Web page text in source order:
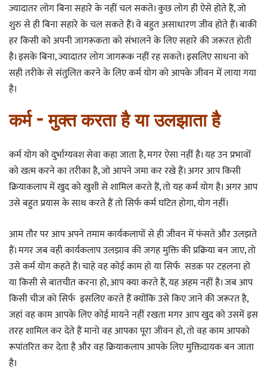
ज्यादातर लोग बिना सहारे के नहीं चल सकते। कुछ लोग ही ऐसे होते हैं, जो
शुरु से ही बिना सहारे के चल सकते हैं। वे बहुत असाधारण जीव होते हैं। बाकी
हर किसी को अपनी जागरूकता को संभालने के लिए सहारे की जरूरत होती
है। इसके बिना, ज्यादातर लोग जागरूक नहीं रह सकते। इसलिए साधना को
सही तरीके से संतुलित करने के लिए कर्म योग को आपके जीवन में लाया गया
है।
कर्म - मुक्त करता है या उलझाता है
कर्म योग को दुर्भाग्यवश सेवा कहा जाता है, मगर ऐसा नहीं है। यह उन प्रभावों
को खत्म करने का तरीका है, जो आपने जमा कर रखे हैं। अगर आप किसी
क्रियाकलाप में खुद को खुशी से शामिल करते हैं, तो यह कर्म योग है। अगर आप
उसे बहुत प्रयास के साथ करते हैं तो सिर्फ कर्म घटित होगा, योग नहीं।
आम तौर पर आप अपने तमाम कार्यकलापों से ही जीवन में फंसते और उलझते
हैं। मगर जब वही कार्यकलाप उलझाव की जगह मुक्ति की प्रक्रिया बन जाए, तो
उसे कर्म योग कहते हैं। चाहे वह कोई काम हो या सिर्फ सडक़ पर टहलना हो
या किसी से बातचीत करना हो, आप क्या करते हैं, यह अहम नहीं है। जब आप
किसी चीज को सिर्फ इसलिए करते हैं क्योंकि उसे किए जाने की जरूरत है,
जहां वह काम आपके लिए कोई मायने नहीं रखता मगर आप खुद को उसमें इस
तरह शामिल कर देते हैं मानो वह आपका पूरा जीवन हो, तो वह काम आपको
रूपांतरित कर देता है और वह क्रियाकलाप आपके लिए मुक्तिदायक बन जाता
है।